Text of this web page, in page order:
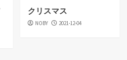
クリスマス
NOBY 2021-12-04